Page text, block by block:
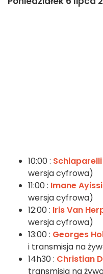
10:00 : Schiaparelli
wersja cyfrowa)
11:00 : Imane Ayissi
wersja cyfrowa)
12:00 : Iris Van
wersja cyfrowa)
13:00 : Georges
i transmisja na
14h30 : Christian
transmisja na